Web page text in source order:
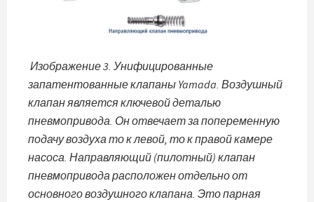
Изображение 3. Унифицированные
запатентованные клапаны Yamada. Воздушный
клапан является ключевой деталью
пневмопривода. Он отвечает за попеременную
подачу воздуха то к левой, то к правой камере
насоса. Направляющий (пилотный) клапан
пневмопривода расположен отдельно от
основного воздушного клапана. Это парная